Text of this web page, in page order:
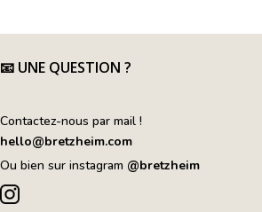
📧 UNE QUESTION ?
Contactez-nous par mail !
hello@bretzheim.com
Ou bien sur instagram @bretzheim